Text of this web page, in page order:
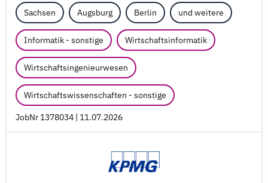
Sachsen Augsburg Berlin und weitere
Informatik - sonstige Wirtschaftsinformatik
Wirtschaftsingenieurwesen
Wirtschaftswissenschaften - sonstige
JobNr 1378034 | 11.07.2026